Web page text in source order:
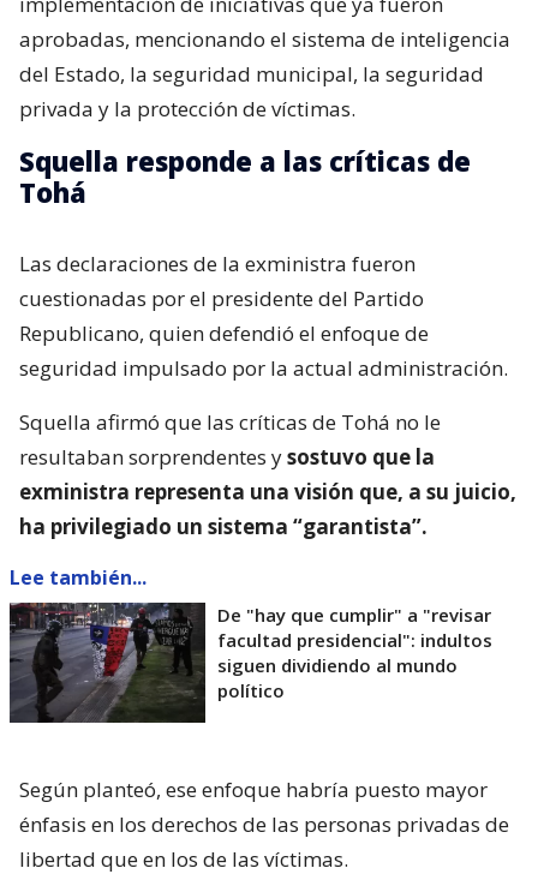
aprobadas, mencionando el sistema de inteligencia
del Estado, la seguridad municipal, la seguridad
privada y la protección de víctimas.
Squella responde a las críticas de
Tohá
Las declaraciones de la exministra fueron
cuestionadas por el presidente del Partido
Republicano, quien defendió el enfoque de
seguridad impulsado por la actual administración.
Squella afirmó que las críticas de Tohá no le
resultaban sorprendentes ysostuvo que la
exministra representa una visión que, a su juicio,
ha privilegiado un sistema “garantista”.
Lee también...
De "hay que cumplir" a "revisar
facultad presidencial": indultos
siguen dividiendo al mundo
político
Según planteó, ese enfoque habría puesto mayor
énfasis en los derechos de las personas privadas de
libertad que en los de las víctimas.